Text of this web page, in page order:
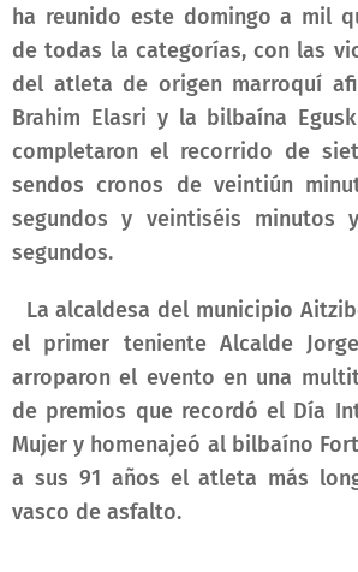
ha reunido este domingo a mil
de todas la categorías, con las
del atleta de origen marroquí
Brahim Elasri y la bilbaína
completaron el recorrido de
sendos cronos de veintiún
segundos y veintiséis minutos
segundos.
La alcaldesa del municipio
el primer teniente Alcalde Jorge
arroparon el evento en una
de premios que recordó el Día
Mujer y homenajeó al bilbaíno
a sus 91 años el atleta más
vasco de asfalto.